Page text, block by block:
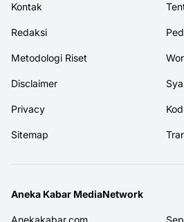
Kontak
Redaksi
Metodologi Riset
Disclaimer
Privacy
Sitemap
Aneka Kabar MediaNetwork